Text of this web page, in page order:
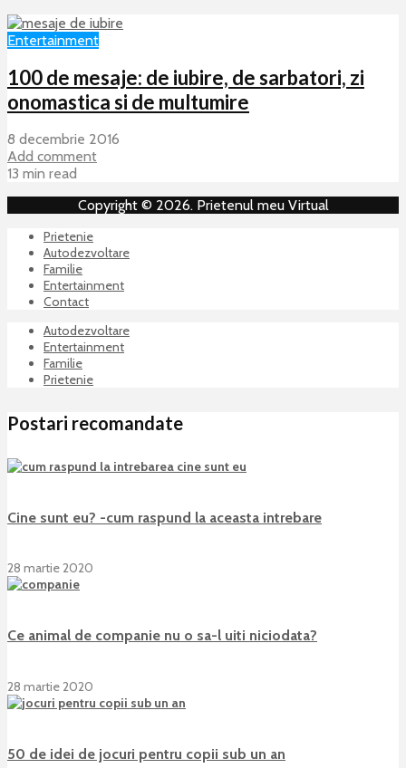
Entertainment
100 de mesaje: de iubire, de sarbatori, zi
onomastica si de multumire
8 decembrie 2016
Add comment
13 min read
Copyright © 2026. Prietenul meu Virtual
Prietenie
Autodezvoltare
Familie
Entertainment
Contact
Autodezvoltare
Entertainment
Familie
Prietenie
Postari recomandate
Cine sunt eu? -cum raspund la aceasta intrebare
28 martie 2020
Ce animal de companie nu o sa-l uiti niciodata?
28 martie 2020
50 de idei de jocuri pentru copii sub un an